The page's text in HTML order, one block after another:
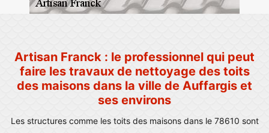
Artisan Franck : le professionnel qui peut
faire les travaux de nettoyage des toits
des maisons dans la ville de Auffargis et
ses environs
Les structures comme les toits des maisons dans le 78610 sont